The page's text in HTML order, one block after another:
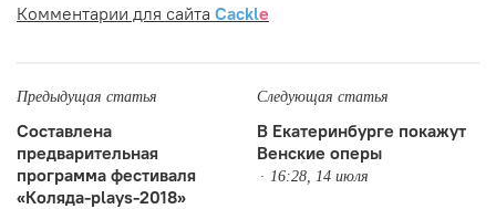
Комментарии для сайта Cackle
Предыдущая статья
Составлена
предварительная
программа фестиваля
«Коляда-plays-2018»
Следующая статья
В Екатеринбурге покажут
Венские оперы
16:28, 14 июля